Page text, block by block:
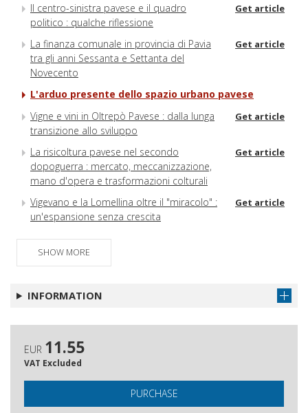
Il centro-sinistra pavese e il quadro
politico : qualche riflessione
Get article
La finanza comunale in provincia di Pavia
tra gli anni Sessanta e Settanta del
Novecento
Get article
L'arduo presente dello spazio urbano pavese
Vigne e vini in Oltrepò Pavese : dalla lunga
transizione allo sviluppo
Get article
La risicoltura pavese nel secondo
dopoguerra : mercato, meccanizzazione,
mano d'opera e trasformazioni colturali
Get article
Vigevano e la Lomellina oltre il "miracolo" :
un'espansione senza crescita
Get article
La "fibra miracolosa" : l'Oltrepò Pavese e il
cemento-amianto
Facoltà di Economia e Commercio
Pavia, Vino, riso e ciminiere : l'esperienza
bancaria
Mediolani e ad altre fonti giudiziarie /
SHOW MORE
INFORMATION
EUR 11.55
VAT Excluded
PURCHASE